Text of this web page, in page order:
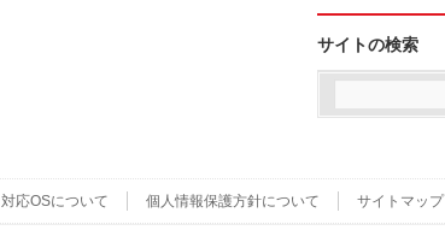
サイトの検索
対応OSについて 個人情報保護方針について サイトマップ